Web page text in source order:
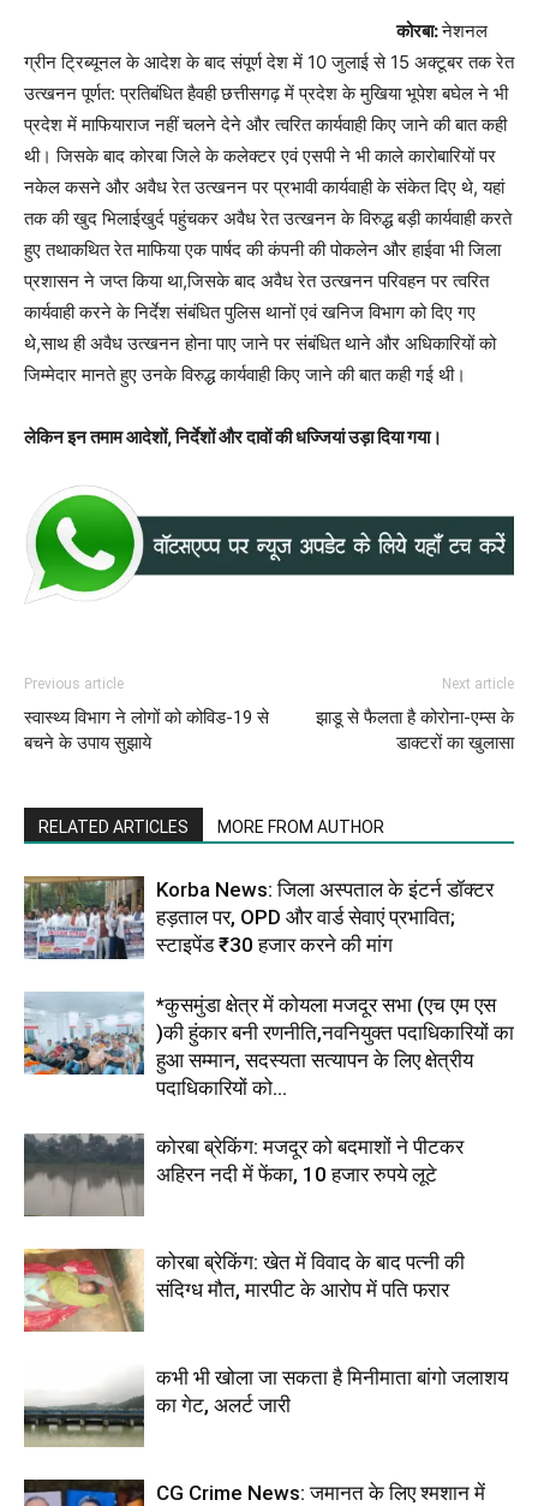
कोरबा:नेशनल
ग्रीन ट्रिब्यूनल के आदेश के बाद संपूर्ण देश में 10 जुलाई से 15 अक्टूबर तक रेत
उत्खनन पूर्णत: प्रतिबंधित हैवही छत्तीसगढ़ में प्रदेश के मुखिया भूपेश बघेल ने भी
प्रदेश में माफियाराज नहीं चलने देने और त्वरित कार्यवाही किए जाने की बात कही
थी। जिसके बाद कोरबा जिले के कलेक्टर एवं एसपी ने भी काले कारोबारियों पर
नकेल कसने और अवैध रेत उत्खनन पर प्रभावी कार्यवाही के संकेत दिए थे, यहां
तक की खुद भिलाईखुर्द पहुंचकर अवैध रेत उत्खनन के विरुद्ध बड़ी कार्यवाही करते
हुए तथाकथित रेत माफिया एक पार्षद की कंपनी की पोकलेन और हाईवा भी जिला
प्रशासन ने जप्त किया था,जिसके बाद अवैध रेत उत्खनन परिवहन पर त्वरित
कार्यवाही करने के निर्देश संबंधित पुलिस थानों एवं खनिज विभाग को दिए गए
थे,साथ ही अवैध उत्खनन होना पाए जाने पर संबंधित थाने और अधिकारियों को
जिम्मेदार मानते हुए उनके विरुद्ध कार्यवाही किए जाने की बात कही गई थी।
लेकिन इन तमाम आदेशों, निर्देशों और दावों की धज्जियां उड़ा दिया गया।
Previous article
स्वास्थ्य विभाग ने लोगों को कोविड-19 से
बचने के उपाय सुझाये
Next article
झाडू से फैलता है कोरोना-एम्स के
डाक्टरों का खुलासा
RELATED ARTICLES MORE FROM AUTHOR
Korba News: जिला अस्पताल के इंटर्न डॉक्टर
हड़ताल पर, OPD और वार्ड सेवाएं प्रभावित;
स्टाइपेंड ₹30 हजार करने की मांग
*कुसमुंडा क्षेत्र में कोयला मजदूर सभा (एच एम एस
)की हुंकार बनी रणनीति,नवनियुक्त पदाधिकारियों का
हुआ सम्मान, सदस्यता सत्यापन के लिए क्षेत्रीय
पदाधिकारियों को...
कोरबा ब्रेकिंग: मजदूर को बदमाशों ने पीटकर
अहिरन नदी में फेंका, 10 हजार रुपये लूटे
कोरबा ब्रेकिंग: खेत में विवाद के बाद पत्नी की
संदिग्ध मौत, मारपीट के आरोप में पति फरार
कभी भी खोला जा सकता है मिनीमाता बांगो जलाशय
का गेट, अलर्ट जारी
CG Crime News: जमानत के लिए श्मशान में